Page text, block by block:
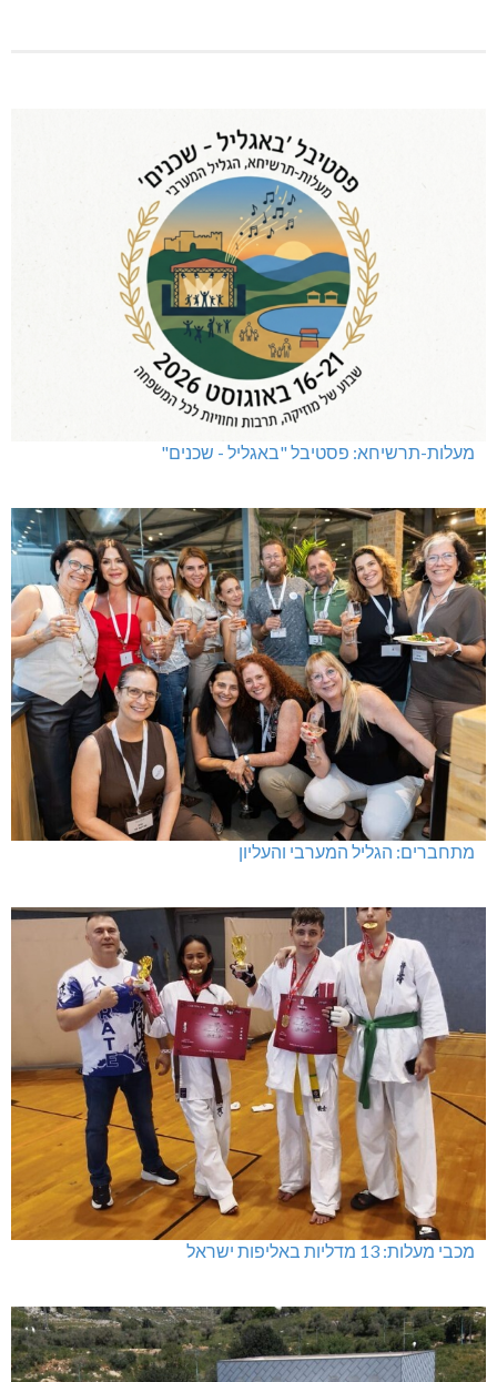
מעלות-תרשיחא: פסטיבל "באגליל - שכנים"
מתחברים: הגליל המערבי והעליון
מכבי מעלות: 13 מדליות באליפות ישראל